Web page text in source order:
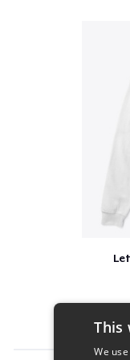
This
We